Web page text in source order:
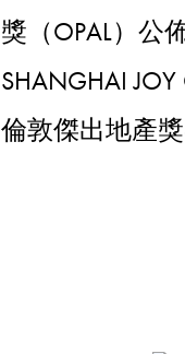
獎（OPAL）公
SHANGHAI
倫敦傑出地產獎